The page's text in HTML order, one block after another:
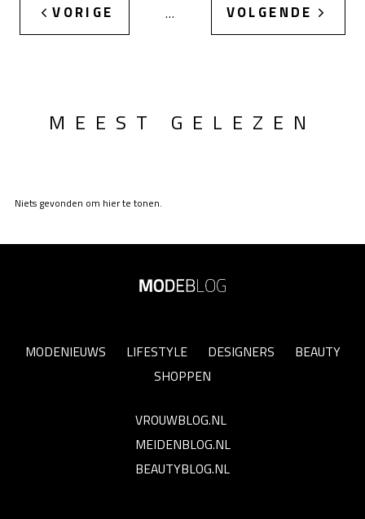
VORIGE … VOLGENDE
MEEST GELEZEN
Niets gevonden om hier te tonen.
MODENIEUWS LIFESTYLE DESIGNERS
BEAUTY
SHOPPEN
VROUWBLOG.NL
MEIDENBLOG.NL
BEAUTYBLOG.NL